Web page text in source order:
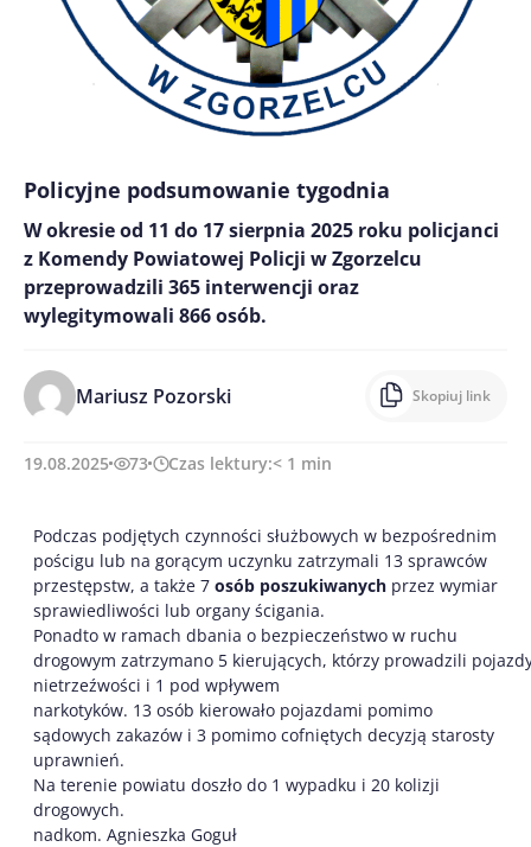
Policyjne podsumowanie tygodnia
W okresie od 11 do 17 sierpnia 2025 roku policjanci
z Komendy Powiatowej Policji w Zgorzelcu
przeprowadzili 365 interwencji oraz
wylegitymowali 866 osób.
Mariusz Pozorski Skopiuj link
19.08.2025 73 Czas lektury:< 1 min
Podczas podjętych czynności służbowych w bezpośrednim
pościgu lub na gorącym uczynku zatrzymali 13 sprawców
przestępstw, a także 7 osób poszukiwanych przez wymiar
sprawiedliwości lub organy ścigania.
Ponadto w ramach dbania o bezpieczeństwo w ruchu
drogowym zatrzymano 5 kierujących, którzy prowadzili
nietrzeźwości i 1 pod wpływem
narkotyków. 13 osób kierowało pojazdami pomimo
sądowych zakazów i 3 pomimo cofniętych decyzją starosty
uprawnień.
Na terenie powiatu doszło do 1 wypadku i 20 kolizji
drogowych.
nadkom. Agnieszka Goguł